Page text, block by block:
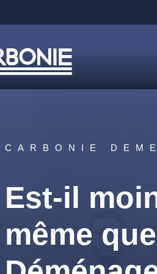
CARBONIE
Est-il
même